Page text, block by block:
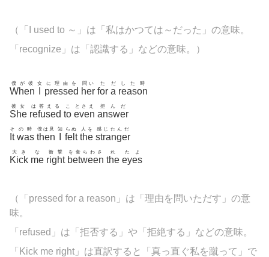
（「I used to ～」は「私はかつては～だった」の意味。
「 recognize」は「認識する」などの意味。 ）
When
僕が彼 女
pressed
に理由を
her
問い
for
た
a
だ
reason
した時
She
彼女
refused
は答える
to
こ
even
とさえ
answer
拒んだ
It
そ
was
の時
then
僕は見 知
felt
らぬ
the
人を
stranger
感じたんだ
Kick
大き
me
な
right
衝撃
between
を食らわさ
the
れ
eyes
たよ
（「pressed for a reason」は「理由を問いただす」の意
味。
「 refused」は「拒否する」や「拒絶する」などの意味。
「Kick me right」は直訳すると「真っ直ぐ私を蹴って」で